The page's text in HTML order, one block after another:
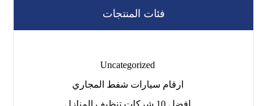
فئات المنتجات
Uncategorized
ارقام سيارات شفط المجاري
افضل 10 شركات تنظيف المنازل